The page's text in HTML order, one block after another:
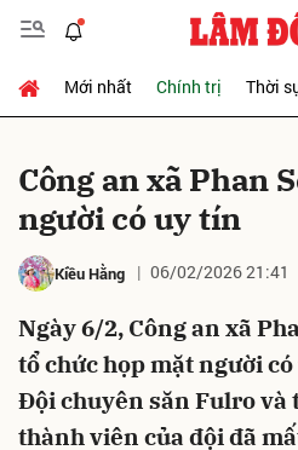
Mới nhất Chính trị Thời
Công an xã Phan
người có uy tín
Kiều Hằng 06/02/2026 21:41
Ngày 6/2, Công an xã
tổ chức họp mặt người
Đội chuyên săn Fulro
thành viên của đội đã
Gửi bình luận